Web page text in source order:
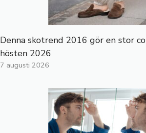
Denna skotrend 2016 gör en stor
hösten 2026
7 augusti 2026